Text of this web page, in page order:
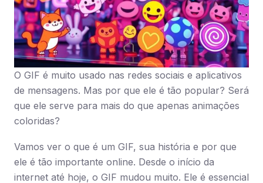
O GIF é muito usado nas redes sociais e aplicativos
de mensagens. Mas por que ele é tão popular? Será
que ele serve para mais do que apenas animações
coloridas?
Vamos ver o que é um GIF, sua história e por que
ele é tão importante online. Desde o início da
internet até hoje, o GIF mudou muito. Ele é essencial